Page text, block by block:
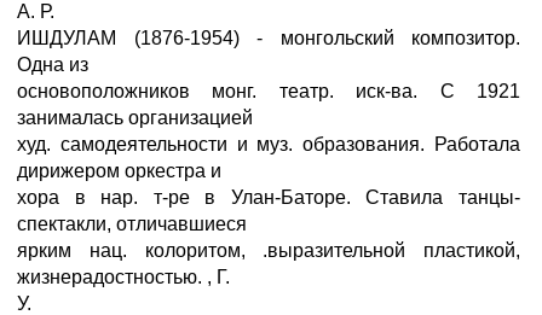
А. Р.
ИШДУЛАМ (1876-1954) - монгольский композитор.
Одна из
основоположников монг. театр. иск-ва. С 1921
занималась организацией
худ. самодеятельности и муз. образования. Работала
дирижером оркестра и
хора в нар. т-ре в Улан-Баторе. Ставила танцы-
спектакли, отличавшиеся
ярким нац. колоритом, .выразительной пластикой,
жизнерадостностью. , Г.
У.